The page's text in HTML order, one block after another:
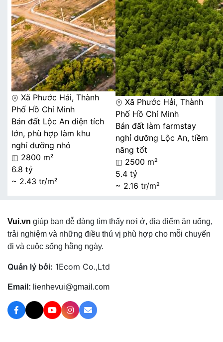
Xã Phước Hải, Thành
Phố Hồ Chí Minh
Bán đất Lộc An diện tích
lớn, phù hợp làm khu
nghỉ dưỡng nhỏ
2800 m²
6.8 tỷ
~ 2.43 tr/m²
Xã Phước Hải, Thành
Phố Hồ Chí Minh
Bán đất làm farmstay
nghỉ dưỡng Lộc An, tiềm
năng tốt
2500 m²
5.4 tỷ
~ 2.16 tr/m²
Vui.vn giúp bạn dễ dàng tìm thấy nơi ở, địa điểm ăn uống,
trải nghiệm và những điều thú vị phù hợp cho mỗi chuyến
đi và cuộc sống hằng ngày.
Quản lý bởi: 1Ecom Co.,Ltd
Email: lienhevui@gmail.com